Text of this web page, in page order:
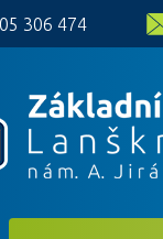
306 474